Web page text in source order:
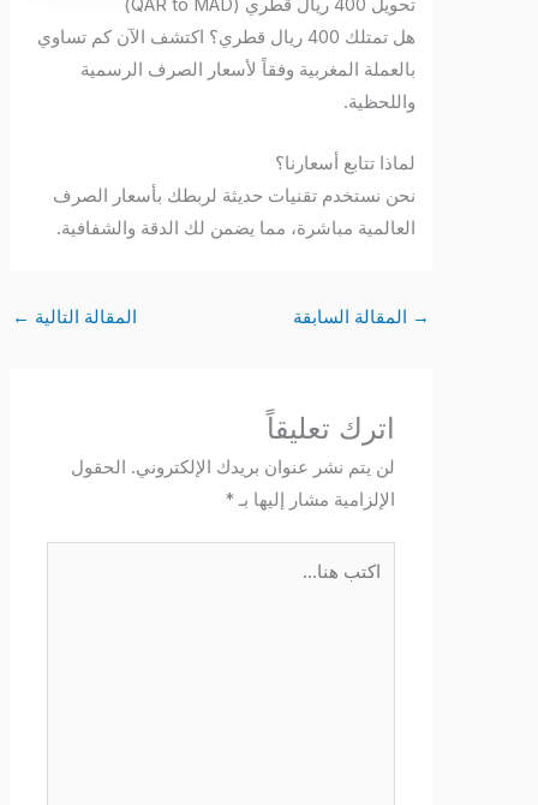
تحويل 400 ريال قطري (QAR to MAD)
هل تمتلك 400 ريال قطري؟ اكتشف الآن كم تساوي
بالعملة المغربية وفقاً لأسعار الصرف الرسمية
واللحظية.
لماذا تتابع أسعارنا؟
نحن نستخدم تقنيات حديثة لربطك بأسعار الصرف
العالمية مباشرة، مما يضمن لك الدقة والشفافية.
المقالة السابقة المقالة التالية←
اترك تعليقاً
لن يتم نشر عنوان بريدك الإلكتروني. الحقول
الإلزامية مشار إليها بـ*